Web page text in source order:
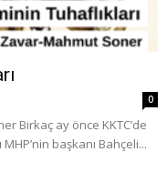
0
Birkaç ay önce KKTC’de
başkanı Bahçeli...